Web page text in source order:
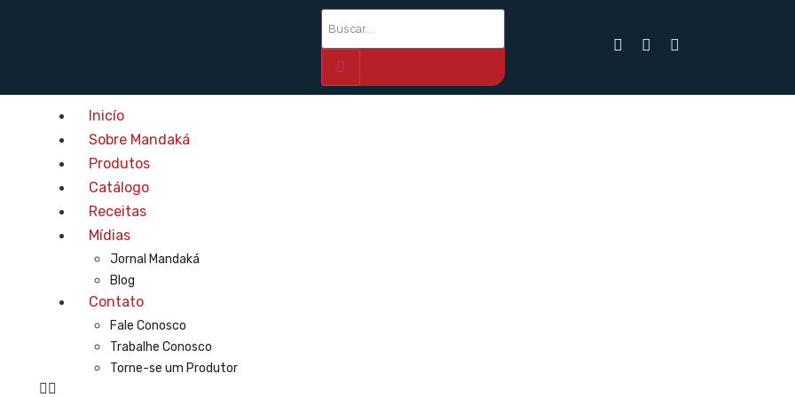
Inicío
Sobre Mandaká
Produtos
Catálogo
Receitas
Mídias
Jornal Mandaká
Blog
Contato
Fale Conosco
Trabalhe Conosco
Torne-se um Produtor